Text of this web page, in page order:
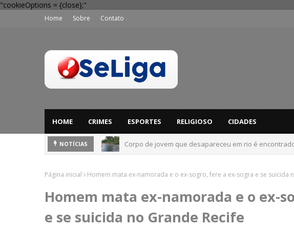
"cookieOptions = {close};"
Home Sobre Contato
HOME CRIMES ESPORTES RELIGIOSO CIDADES
NOTÍCIAS Corpo de jovem que desapareceu em rio é
Página inicial Homem mata ex-namorada e o ex-sogro, fere a ex-sogra e se suicida
Homem mata ex-namorada e o ex-
e se suicida no Grande Recife